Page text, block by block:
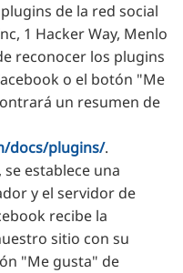
de la red social
1 Hacker Way, Menlo
reconocer los plugins
o el botón "Me
un resumen de
docs/plugins/.
establece una
y el servidor de
recibe la
sitio con su
"Me gusta" de